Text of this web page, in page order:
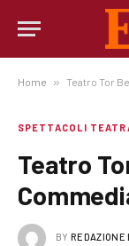
Home » Teatro Tor
SPETTACOLI
Teatro
BY REDAZIONE